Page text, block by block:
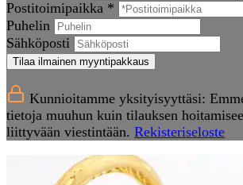
Postitoimipaikka *
Puhelin
Sähköposti
Tilaa ilmainen myyntipakkaus
Kunnioitamme yksityisyyttäsi:
tietoja muuhun kuin tilauksen
liittyvään viestintään. Rekisteriseloste